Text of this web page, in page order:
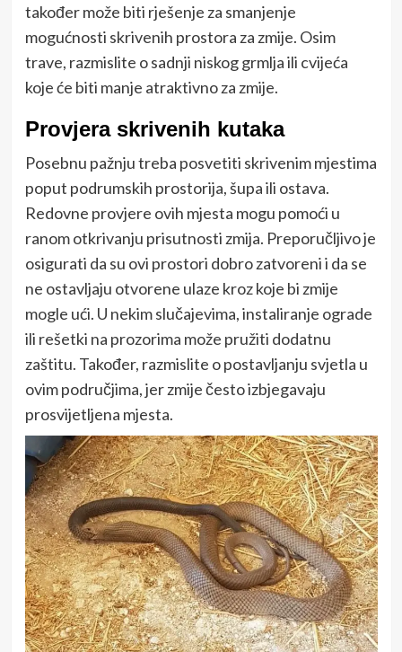
također može biti rješenje za smanjenje
mogućnosti skrivenih prostora za zmije. Osim
trave, razmislite o sadnji niskog grmlja ili cvijeća
koje će biti manje atraktivno za zmije.
Provjera skrivenih kutaka
Posebnu pažnju treba posvetiti skrivenim mjestima
poput podrumskih prostorija, šupa ili ostava.
Redovne provjere ovih mjesta mogu pomoći u
ranom otkrivanju prisutnosti zmija. Preporučljivo je
osigurati da su ovi prostori dobro zatvoreni i da se
ne ostavljaju otvorene ulaze kroz koje bi zmije
mogle ući. U nekim slučajevima, instaliranje ograde
ili rešetki na prozorima može pružiti dodatnu
zaštitu. Također, razmislite o postavljanju svjetla u
ovim područjima, jer zmije često izbjegavaju
prosvijetljena mjesta.